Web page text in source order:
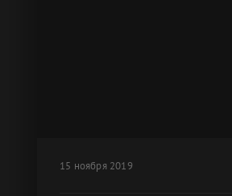
15 ноября 2019